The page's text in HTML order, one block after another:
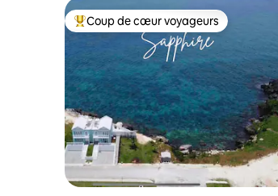
Coups de cœur voyageurs les plus
Coup de cœur voyageurs